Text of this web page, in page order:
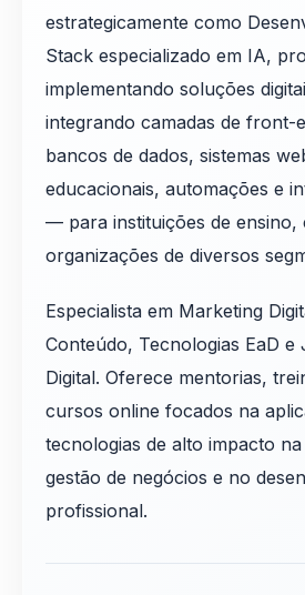
estrategicamente como
Stack especializado em IA,
implementando soluções
integrando camadas de front-
bancos de dados, sistemas
educacionais, automações e
— para instituições de ensino,
organizações de diversos
Especialista em Marketing
Conteúdo, Tecnologias EaD e
Digital. Oferece mentorias,
cursos online focados na
tecnologias de alto impacto
gestão de negócios e no
profissional.